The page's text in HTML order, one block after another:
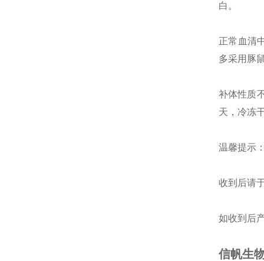
白。
正常血清
多采用豚
补体性质
天，冷冻
温馨提示
收到后请
如收到后
信帆生